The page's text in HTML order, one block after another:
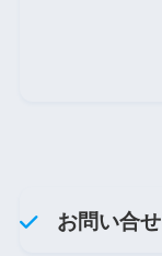
お問い合せ